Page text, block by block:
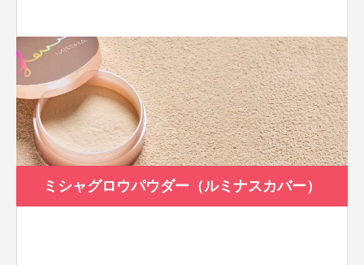
ミシャグロウパウダー（ルミナスカバー）